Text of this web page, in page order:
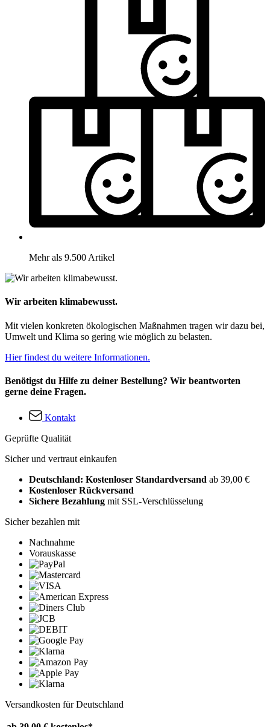
Mehr als 9.500 Artikel
Wir arbeiten klimabewusst.
Mit vielen konkreten ökologischen Maßnahmen tragen wir dazu bei,
Umwelt und Klima so gering wie möglich zu belasten.
Hier findest du weitere Informationen.
Benötigst du Hilfe zu deiner Bestellung? Wir beantworten
gerne deine Fragen.
Kontakt
Geprüfte Qualität
Sicher und vertraut einkaufen
Deutschland: Kostenloser Standardversand ab 39,00 €
Kostenloser Rückversand
Sichere Bezahlung mit SSL-Verschlüsselung
Sicher bezahlen mit
Nachnahme
Vorauskasse
Versandkosten für Deutschland